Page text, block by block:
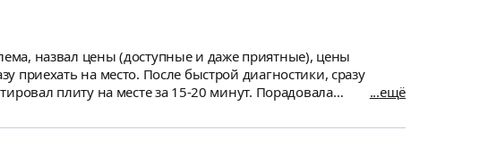
назвал цены (доступные и даже приятные), цены
приехать на место. После быстрой диагностики, сразу
на месте за 15-20 минут. Порадовала
что вообще с плитой и называли цены в 5 раз
что у нас больше ничего не сломается, но в случае
ещё